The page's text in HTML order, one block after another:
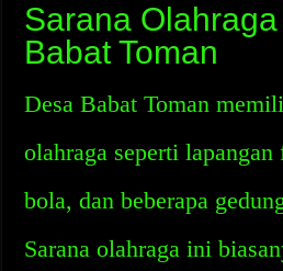
Sarana
Babat Toman
Desa Babat Toman
olahraga seperti
bola, dan beberapa
Sarana olahraga ini